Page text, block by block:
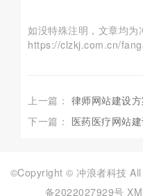
如没特殊注明，文章均为
https://clzkj.com.cn/
上一篇： 律师网站建设
下一篇： 医药医疗网站
©Copyright © 冲浪者科技
备2022027929号